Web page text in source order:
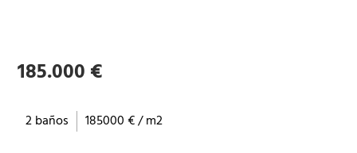
185.000 €
2 baños 185000 € / m2